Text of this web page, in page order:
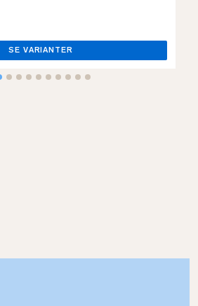
SE VARIANTER